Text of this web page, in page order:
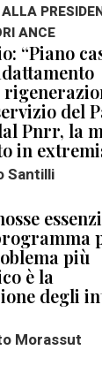
ANCE
“Piano
del
Pnrr, la
in
Santilli
più
è la
degli
Morassut